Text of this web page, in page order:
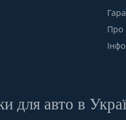
Про
для авто в